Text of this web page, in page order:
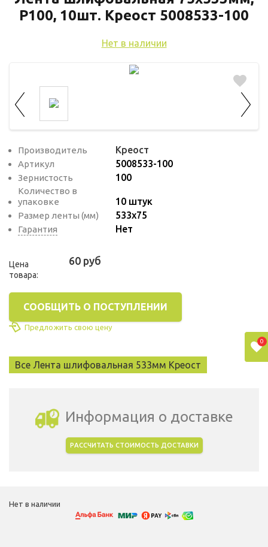
Р100, 10шт. Креост 5008533-100
Нет в наличии
Производитель Креост
Артикул 5008533-100
Зернистость 100
Количество в
упаковке
10 штук
Размер ленты (мм) 533х75
Гарантия Нет
Цена
товара:
60 руб
СООБЩИТЬ О ПОСТУПЛЕНИИ
Предложить свою цену
Все Лента шлифовальная 533мм Креост
Информация о доставке
РАССЧИТАТЬ СТОИМОСТЬ ДОСТАВКИ
Нет в наличии
0
пользователей на сайте. Эти файлы cookie
чтобы увеличить его производительность
и сделать функционал сайта максимально
Рекламные файлы cookie используются
для целей маркетинга и улучшения
помогают обеспечить максимально
высокую точность и ценность содержания
маркетинговых и рекламных материалов
для пользователей сайта.